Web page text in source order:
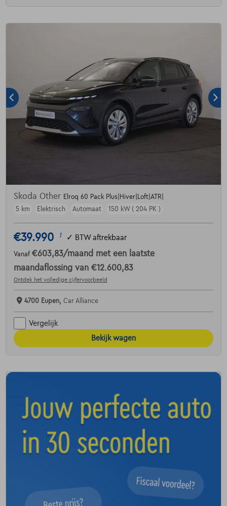
Skoda Other Elroq 60 Pack Plus|Hiver|Loft|ATR|
5 km
Elektrisch Automaat 150 kW ( 204 PK )
€39.990 1 ✓ BTW aftrekbaar
Vanaf €603,83/maand met een laatste
maandaflossing van €12.600,83
Ontdek het volledige cijfervoorbeeld
4700 Eupen, Car Alliance
Vergelijk
Bekijk wagen